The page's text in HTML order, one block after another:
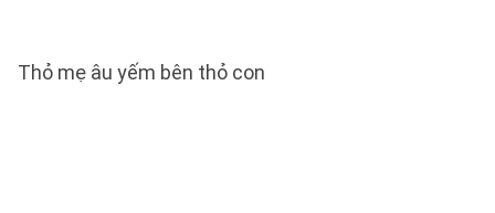
Thỏ mẹ âu yếm bên thỏ con